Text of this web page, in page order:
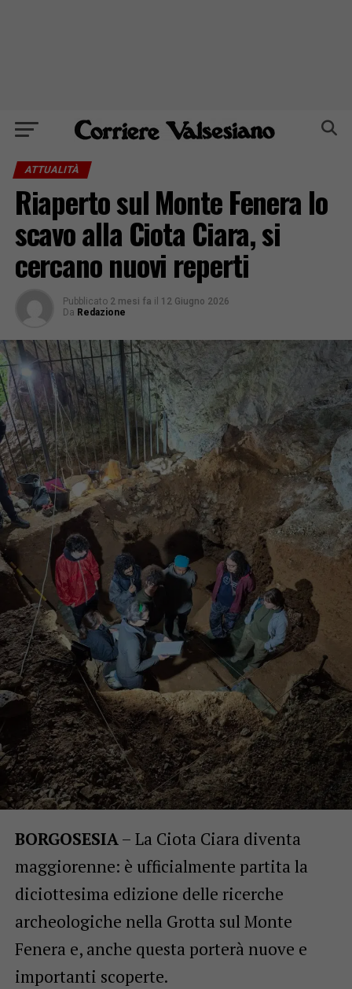
ATTUALITÀ
Riaperto sul Monte Fenera lo
scavo alla Ciota Ciara, si
cercano nuovi reperti
Pubblicato 2 mesi fa il 12 Giugno 2026
Da Redazione
BORGOSESIA– La Ciota Ciara diventa
maggiorenne: è ufficialmente partita la
diciottesima edizione delle ricerche
archeologiche nella Grotta sul Monte
Fenera e, anche questa porterà nuove e
importanti scoperte.